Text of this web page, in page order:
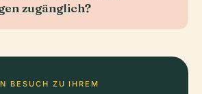
zugänglich?
BESUCH ZU IHREM